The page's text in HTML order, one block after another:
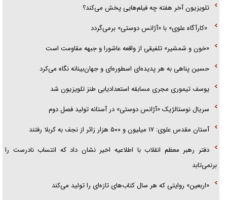
تلویزیون آخر هفته چه فیلم‌هایی پخش می‌کند؟
«کارآگاه علوی» با «آژانس دوستی» برمی‌گردد
«خون و شمشیر» تلفیقی از واقعه عاشورا و جبهه مقاومت است
حسین پناهی به هر پدیده‌ای اسطوره‌ای و جهان‌بینانه نگاه می‌کرد
یوسف تیموری مجری مسابقه استعدادیابی طنز تلویزیون شد
سریال نوستالژیک «آژانس دوستی» در آستانه تولید فصل دوم
آستان مقدس علوی: ۱۷ میلیون و ۵۰۰ هزار زائر از نجف به کربلا رفتند
دفتر رهبر معظم انقلاب با اطلاعیه اخیر نشان داد که انتساب نادرست را
برنمی‌تابد
«اربعین» روایتی که هر سال کتاب‌های تازه‌ای را تولید می‌کند